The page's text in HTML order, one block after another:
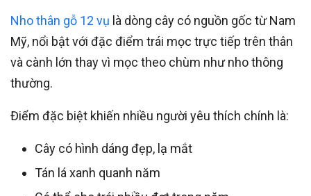
Nho thân gỗ 12 vụ là dòng cây có nguồn gốc từ Nam
Mỹ, nổi bật với đặc điểm trái mọc trực tiếp trên thân
và cành lớn thay vì mọc theo chùm như nho thông
thường.
Điểm đặc biệt khiến nhiều người yêu thích chính là:
Cây có hình dáng đẹp, lạ mắt
Tán lá xanh quanh năm